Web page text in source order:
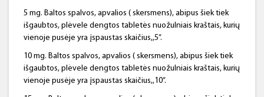
5 mg. Baltos spalvos, apvalios ( skersmens), abipus šiek tiek
išgaubtos, plėvele dengtos tabletės nuožulniais kraštais, kurių
vienoje pusėje yra įspaustas skaičius,,5”.
10 mg. Baltos spalvos, apvalios ( skersmens), abipus šiek tiek
išgaubtos, plėvele dengtos tabletės nuožulniais kraštais, kurių
vienoje pusėje yra įspaustas skaičius,,10”.